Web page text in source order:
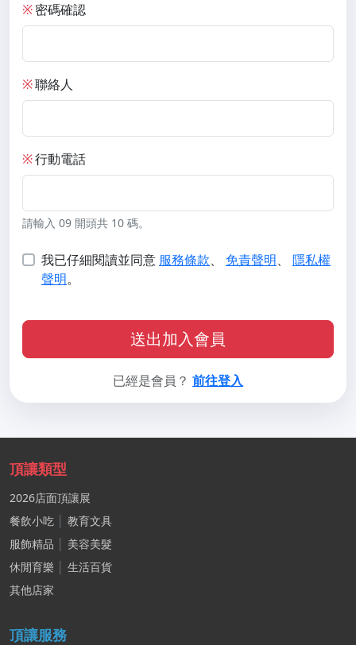
※密碼確認
※聯絡人
※行動電話
請輸入 09 開頭共 10 碼。
我已仔細閱讀並同意 服務條款、 免責聲明、 隱私權
聲明。
送出加入會員
已經是會員？ 前往登入
頂讓類型
2026店面頂讓展
餐飲小吃
教育文具
服飾精品
美容美髮
休閒育樂
生活百貨
其他店家
頂讓服務